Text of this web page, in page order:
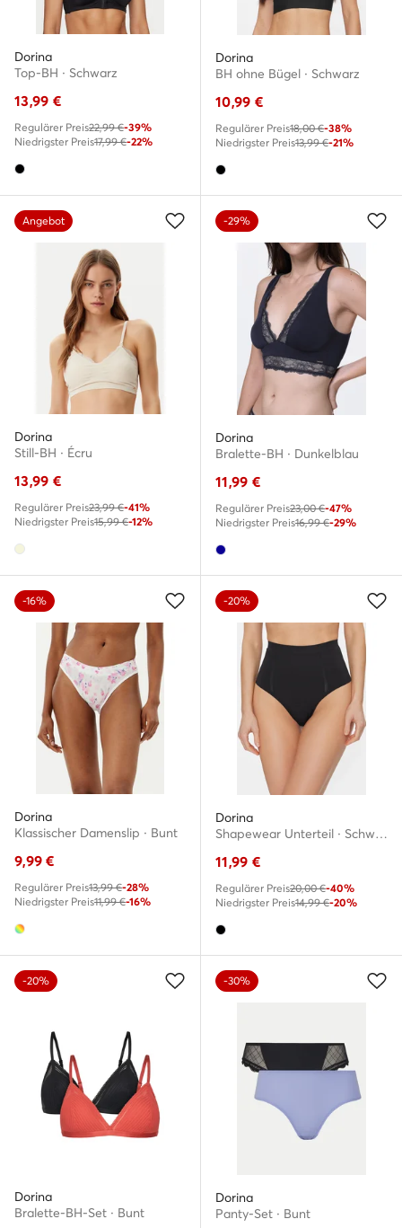
Dorina
Top-BH · Schwarz
13,99 €
Regulärer Preis22,99 €-39%
Niedrigster Preis17,99 €-22%
Dorina
BH ohne Bügel · Schwarz
10,99 €
Regulärer Preis18,00 €-38%
Niedrigster Preis13,99 €-21%
Angebot
Dorina
Still-BH · Écru
13,99 €
Regulärer Preis23,99 €-41%
Niedrigster Preis15,99 €-12%
-29%
Dorina
Bralette-BH · Dunkelblau
11,99 €
Regulärer Preis23,00 €-47%
Niedrigster Preis16,99 €-29%
-16%
Dorina
Klassischer Damenslip · Bunt
9,99 €
Regulärer Preis13,99 €-28%
Niedrigster Preis11,99 €-16%
-20%
Dorina
Shapewear Unterteil · Schwarz
11,99 €
Regulärer Preis20,00 €-40%
Niedrigster Preis14,99 €-20%
-20%
Dorina
Bralette-BH-Set · Bunt
-30%
Dorina
Panty-Set · Bunt